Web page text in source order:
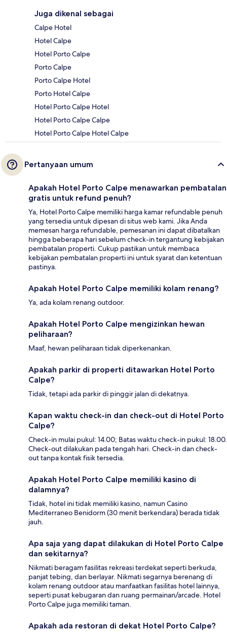
Juga dikenal sebagai
Calpe Hotel
Hotel Calpe
Hotel Porto Calpe
Porto Calpe
Porto Calpe Hotel
Porto Hotel Calpe
Hotel Porto Calpe Hotel
Hotel Porto Calpe Calpe
Hotel Porto Calpe Hotel Calpe
Pertanyaan umum
Apakah Hotel Porto Calpe menawarkan pembatalan
gratis untuk refund penuh?
Ya, Hotel Porto Calpe memiliki harga kamar refundable penuh
yang tersedia untuk dipesan di situs web kami. Jika Anda
memesan harga refundable, pemesanan ini dapat dibatalkan
hingga beberapa hari sebelum check-in tergantung kebijakan
pembatalan properti. Cukup pastikan untuk membaca
kebijakan pembatalan properti ini untuk syarat dan ketentuan
pastinya.
Apakah Hotel Porto Calpe memiliki kolam renang?
Ya, ada kolam renang outdoor.
Apakah Hotel Porto Calpe mengizinkan hewan
peliharaan?
Maaf, hewan peliharaan tidak diperkenankan.
Apakah parkir di properti ditawarkan Hotel Porto
Calpe?
Tidak, tetapi ada parkir di pinggir jalan di dekatnya.
Kapan waktu check-in dan check-out di Hotel Porto
Calpe?
Check-in mulai pukul: 14.00; Batas waktu check-in pukul: 18.00.
Check-out dilakukan pada tengah hari. Check-in dan check-
out tanpa kontak fisik tersedia.
Apakah Hotel Porto Calpe memiliki kasino di
dalamnya?
Tidak, hotel ini tidak memiliki kasino, namun Casino
Mediterraneo Benidorm (30 menit berkendara) berada tidak
jauh.
Apa saja yang dapat dilakukan di Hotel Porto Calpe
dan sekitarnya?
Nikmati beragam fasilitas rekreasi terdekat seperti berkuda,
panjat tebing, dan berlayar. Nikmati segarnya berenang di
kolam renang outdoor atau manfaatkan fasilitas hotel lainnya,
seperti pusat kebugaran dan ruang permainan/arcade. Hotel
Porto Calpe juga memiliki taman.
Apakah ada restoran di dekat Hotel Porto Calpe?